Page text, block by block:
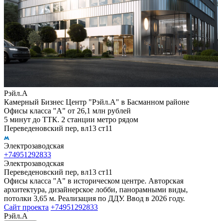
Рэйл.А
Камерный Бизнес Центр "Рэйл.А" в Басманном районе
Офисы класса "А" от 26,1 млн рублей
5 минут до ТТК. 2 станции метро рядом
Переведеновский пер, вл13 ст11
Электрозаводская
+74951292833
Электрозаводская
Переведеновский пер, вл13 ст11
Офисы класса "А" в историческом центре. Авторская
архитектура, дизайнерское лобби, панорамными виды,
потолки 3,65 м. Реализация по ДДУ. Ввод в 2026 году.
Сайт проекта +74951292833
Рэйл.А